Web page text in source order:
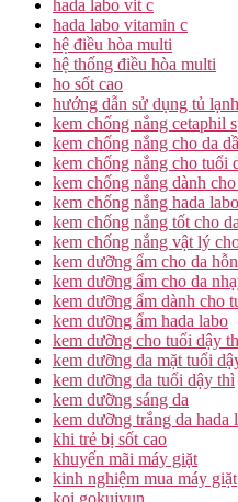
hada labo vit c
hada labo vitamin c
hệ điều hòa multi
hệ thống điều hòa multi
ho sốt cao
hướng dẫn sử dụng tủ
kem chống nắng cetaphil
kem chống nắng cho da
kem chống nắng cho tuổi
kem chống nắng dành
kem chống nắng hada labo
kem chống nắng tốt cho
kem chống nắng vật lý
kem dưỡng ẩm cho da
kem dưỡng ẩm cho da
kem dưỡng ẩm dành cho
kem dưỡng ẩm hada labo
kem dưỡng cho tuổi dậy
kem dưỡng da mặt tuổi
kem dưỡng da tuổi dậy thì
kem dưỡng sáng da
kem dưỡng trắng da hada
khi trẻ bị sốt cao
khuyến mãi máy giặt
kinh nghiệm mua máy giặt
koi gokujyun